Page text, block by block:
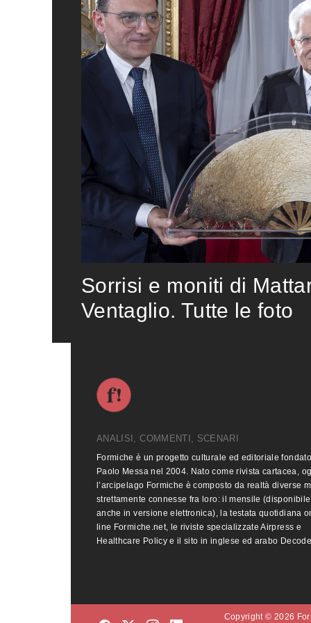
Sorrisi e moniti di
Ventaglio. Tutte le foto
ANALISI, COMMENTI, SCENARI
Formiche è un progetto culturale ed editoriale
Paolo Messa nel 2004. Nato come rivista cartacea,
l’arcipelago Formiche è composto da realtà diverse
strettamente connesse fra loro: il mensile (disponibile
anche in versione elettronica), la testata quotidiana
line Formiche.net, le riviste specializzate Airpress e
Healthcare Policy e il sito in inglese ed arabo
Copyright © 2026